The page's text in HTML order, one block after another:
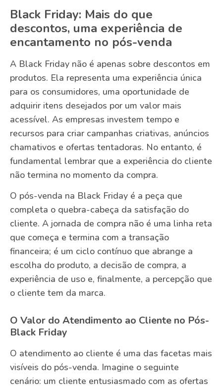
Black Friday: Mais do que
descontos, uma experiência de
encantamento no pós-venda
A Black Friday não é apenas sobre descontos em
produtos. Ela representa uma experiência única
para os consumidores, uma oportunidade de
adquirir itens desejados por um valor mais
acessível. As empresas investem tempo e
recursos para criar campanhas criativas, anúncios
chamativos e ofertas tentadoras. No entanto, é
fundamental lembrar que a experiência do cliente
não termina no momento da compra.
O pós-venda na Black Friday é a peça que
completa o quebra-cabeça da satisfação do
cliente. A jornada de compra não é uma linha reta
que começa e termina com a transação
financeira; é um ciclo contínuo que abrange a
escolha do produto, a decisão de compra, a
experiência de uso e, finalmente, a percepção que
o cliente tem da marca.
O Valor do Atendimento ao Cliente no Pós-
Black Friday
O atendimento ao cliente é uma das facetas mais
visíveis do pós-venda. Imagine o seguinte
cenário: um cliente entusiasmado com as ofertas